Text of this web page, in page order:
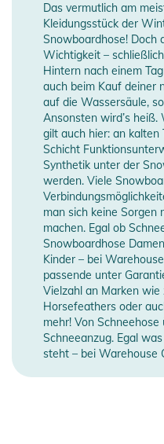
Das vermutlich am
Kleidungsstück der
Snowboardhose! Doch
Wichtigkeit –
Hintern nach einem
auch beim Kauf deiner
auf die Wassersäule,
Ansonsten wird’s
gilt auch hier: an kalten
Schicht
Synthetik unter der
werden. Viele
man sich keine Sorgen
machen. Egal ob
Snowboardhose
Kinder – bei
passende unter
Vielzahl an Marken wie
Horsefeathers oder
mehr! Von
Schneeanzug. Egal
steht – bei Warehouse